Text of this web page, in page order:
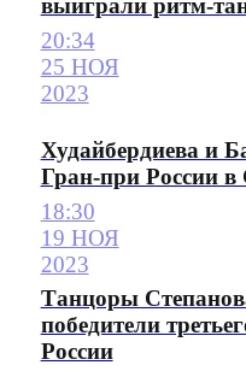
выиграли ритм-
20:34
25 НОЯ
2023
Худайбердиева и
Гран-при России в
18:30
19 НОЯ
2023
Танцоры
победители
России